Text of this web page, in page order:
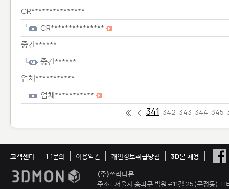
CR***************
CR***************
중간******
중간******
업체***********
업체***********
341 342 343 344 345
고객센터 1:1문의 이용약관 개인정보취급방침
3D몬 채용
(주)쓰리디몬
주소 : 서울시 송파구 법원로11길 25(문정동),